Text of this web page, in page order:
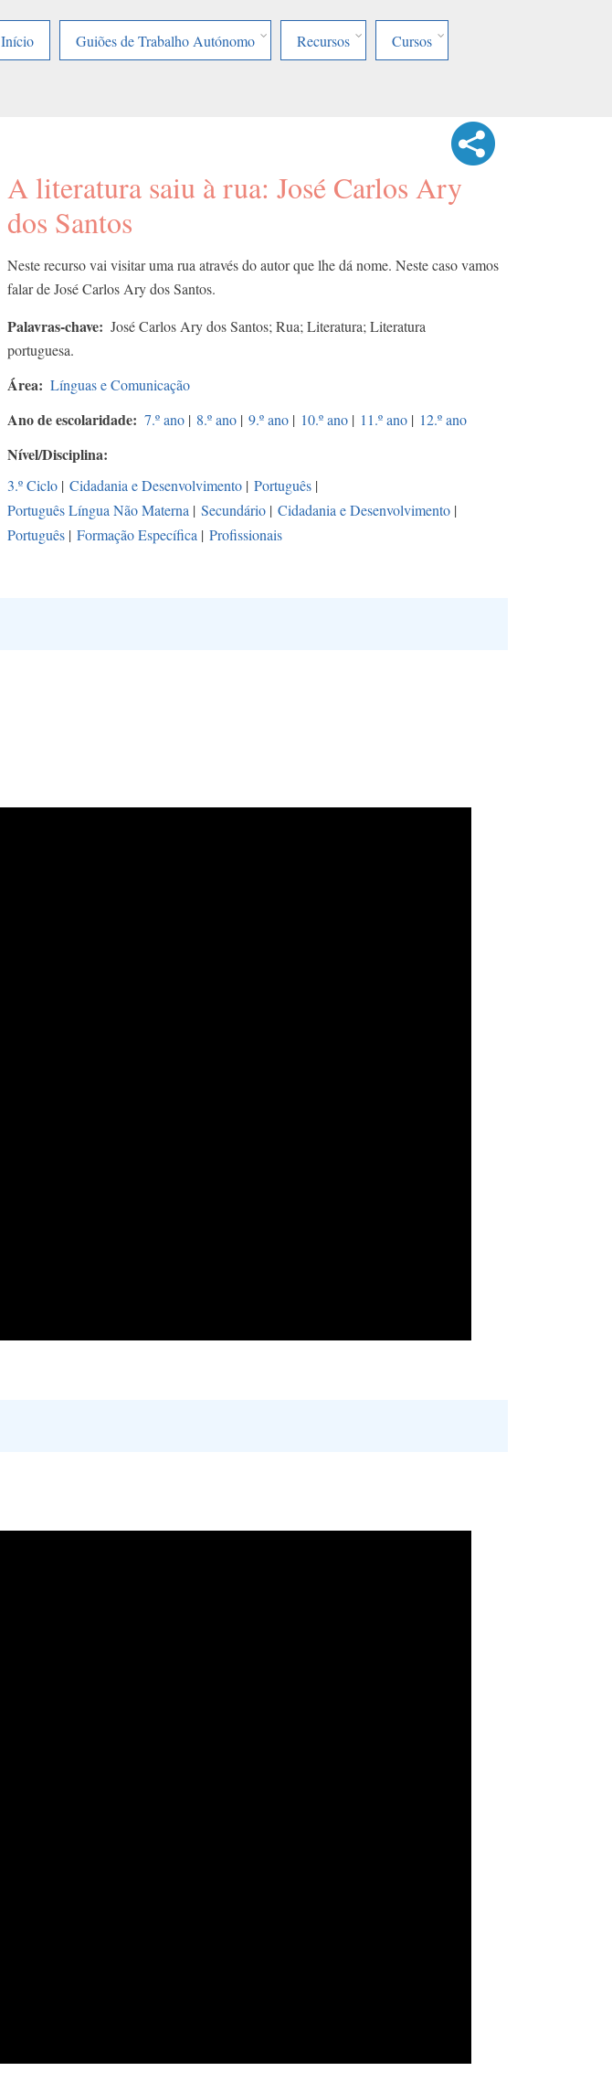
Início
Guiões de Trabalho Autónomo Recursos Cursos
A literatura saiu à rua: José Carlos Ary
dos Santos
Neste recurso vai visitar uma rua através do autor que lhe dá nome. Neste caso vamos
falar de José Carlos Ary dos Santos.
Palavras-chave
José Carlos Ary dos Santos; Rua; Literatura; Literatura
portuguesa.
Área Línguas e Comunicação
Ano de escolaridade 7.º ano | 8.º ano | 9.º ano | 10.º ano | 11.º ano | 12.º ano
Nível/Disciplina
3.º Ciclo | Cidadania e Desenvolvimento | Português |
Português Língua Não Materna | Secundário | Cidadania e Desenvolvimento |
Português | Formação Específica | Profissionais